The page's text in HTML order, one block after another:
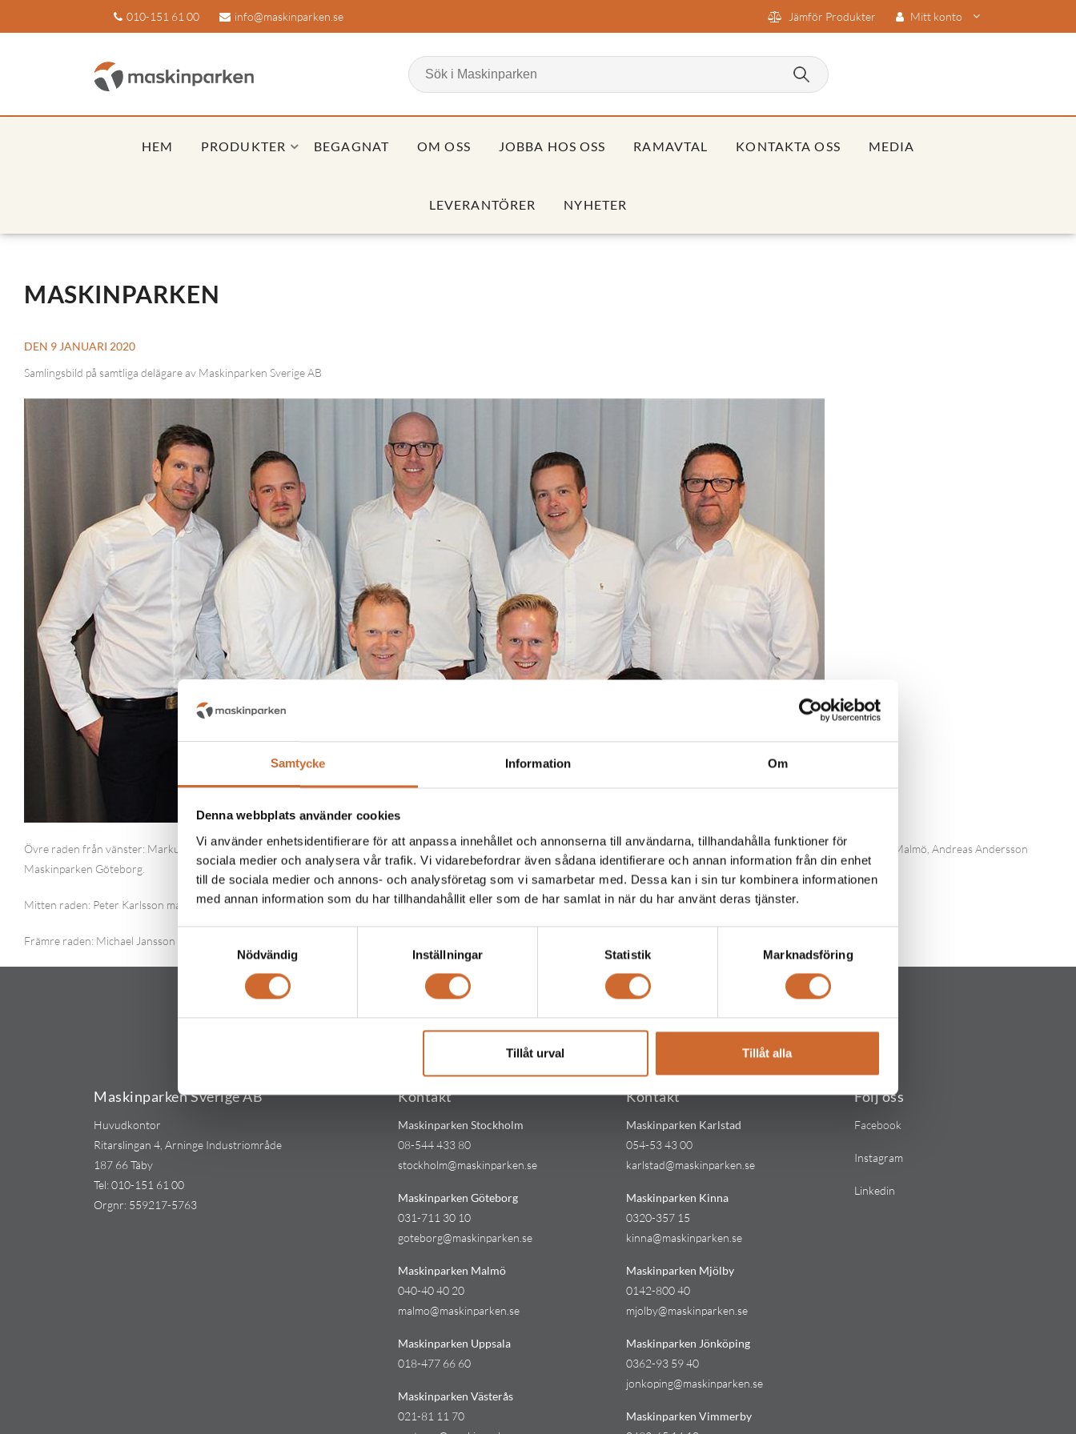
Samtycke Information Om
Denna webbplats använder cookies
Vi använder enhetsidentifierare för att anpassa innehållet och annonserna till användarna, tillhandahålla funktioner för
sociala medier och analysera vår trafik. Vi vidarebefordrar även sådana identifierare och annan information från din enhet
till de sociala medier och annons- och analysföretag som vi samarbetar med. Dessa kan i sin tur kombinera informationen
med annan information som du har tillhandahållit eller som de har samlat in när du har använt deras tjänster.
Nödvändig
Inställningar Statistik Marknadsföring
Tillåt urval Tillåt alla
010-151 61 00 info@maskinparken.se Jämför Produkter Mitt konto
HEM PRODUKTER BEGAGNAT OM OSS JOBBA HOS OSS RAMAVTAL KONTAKTA OSS MEDIA
LEVERANTÖRER NYHETER
MASKINPARKEN
DEN 9 JANUARI 2020
Samlingsbild på samtliga delägare av Maskinparken Sverige AB
Övre raden från vänster: Markus Carlsson maskinparken Karlstad, Fredrik Fredlund maskinparken Stockholm, Emil Andersson maskinparken Mjölby, Roger Svensson maskinparken Malmö, Andreas Andersson
Maskinparken Göteborg.
Mitten raden: Peter Karlsson maskinparken Kinna, Thomas Sällström maskinparken Göteborg
Främre raden: Michael Jansson maskinparken Stockholm, Thomas Lövström maskinparken Sverige
Maskinparken Sverige AB
Huvudkontor
Ritarslingan 4, Arninge Industriområde
187 66 Täby
Tel:010-151 61 00
Orgnr: 559217-5763
Kontakt
Maskinparken Stockholm
08-544 433 80
stockholm@maskinparken.se
Maskinparken Göteborg
031-711 30 10
goteborg@maskinparken.se
Maskinparken Malmö
040-40 40 20
malmo@maskinparken.se
Maskinparken Uppsala
018-477 66 60
Maskinparken Västerås
021-81 11 70
Kontakt
Maskinparken Karlstad
054-53 43 00
karlstad@maskinparken.se
Maskinparken Kinna
0320-357 15
kinna@maskinparken.se
Maskinparken Mjölby
0142-800 40
mjolby@maskinparken.se
Maskinparken Jönköping
0362-93 59 40
jonkoping@maskinparken.se
Maskinparken Vimmerby
Följ oss
Facebook
Instagram
Linkedin